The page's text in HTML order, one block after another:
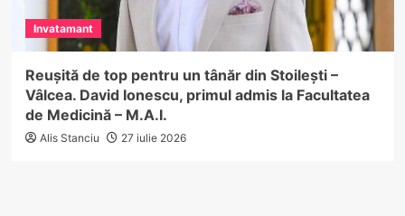
Invatamant
Reușită de top pentru un tânăr din Stoilești –
Vâlcea. David Ionescu, primul admis la Facultatea
de Medicină – M.A.I.
Alis Stanciu 27 iulie 2026